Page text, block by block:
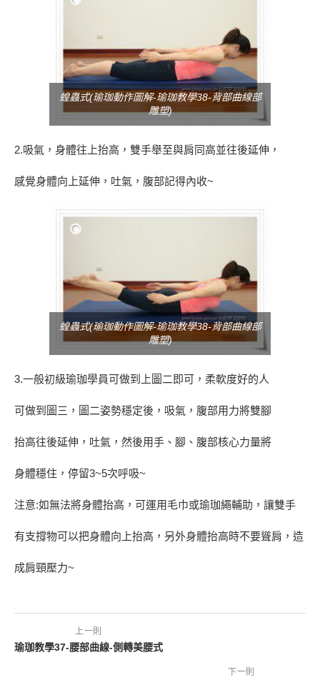
蝗蟲式(瑜珈動作圖解-瑜珈教學38-背部曲線部
雕塑)
2.吸氣，身體往上抬高，雙手舉至與肩同高並往後延伸，
感覺身體向上延伸，吐氣，腹部記得內收~
蝗蟲式(瑜珈動作圖解-瑜珈教學38-背部曲線部
雕塑)
3.一般初級瑜珈學員可做到上圖二即可，柔軟度好的人
可做到圖三，圖二姿勢穩定後，吸氣，腹部用力將雙腳
抬高往後延伸，吐氣，然後用手、腳、腹部核心力量將
身體穩住，停留3~5次呼吸~
注意:如無法將身體抬高，可運用毛巾或瑜珈繩輔助，讓雙手
有支撐物可以把身體向上抬高，另外身體抬高時不要聳肩，造
成肩頸壓力~
上一則
瑜珈教學37-腰部曲線-側轉美腰式
下一則